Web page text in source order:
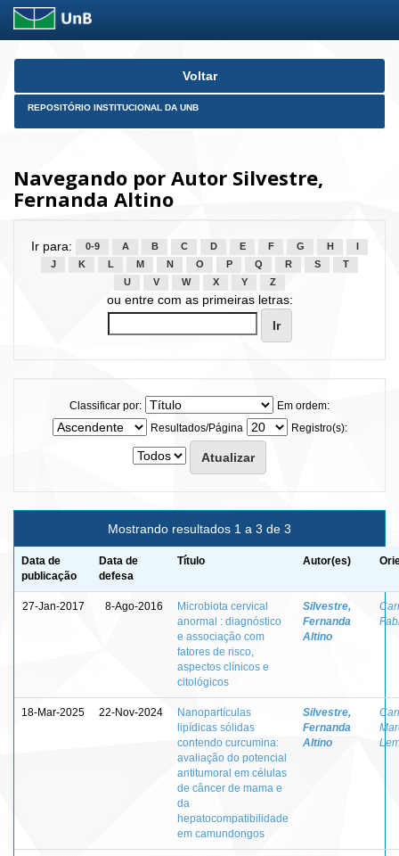
Skip
Voltar
REPOSITÓRIO INSTITUCIONAL DA UNB
Navegando por Autor Silvestre,
Fernanda Altino
Ir para: 0-9 A B C D E F G H
J
K L M N O P Q R S
T
U
V W X Y Z
ou entre com as primeiras letras:
Classificar por:
Em ordem:
Resultados/Página
Registro(s):
Mostrando resultados 1 a 3 de 3
Data de
publicação
Data de
defesa
Título Autor(es)
27-Jan-2017 8-Ago-2016
Microbiota cervical
anormal : diagnóstico
e associação com
fatores de risco,
aspectos clínicos e
citológicos
Silvestre,
Fernanda
Altino
18-Mar-2025 22-Nov-2024
Nanopartículas
lipídicas sólidas
contendo curcumina:
avaliação do potencial
antitumoral em células
de câncer de mama e
da
hepatocompatibilidade
em camundongos
Silvestre,
Fernanda
Altino